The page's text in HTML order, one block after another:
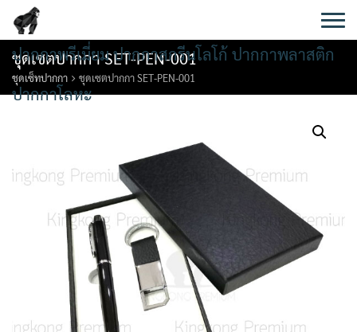
content
ปากกาพรีเมี่ยม ปากกาสกรีนโลโก้ ปากกาพลาสติก
ปากกาโลหะ
ชุดเซตปากกา SET-PEN-001
ชุดเซ็ทปากกา ชุดเซตปากกา SET-PEN-001